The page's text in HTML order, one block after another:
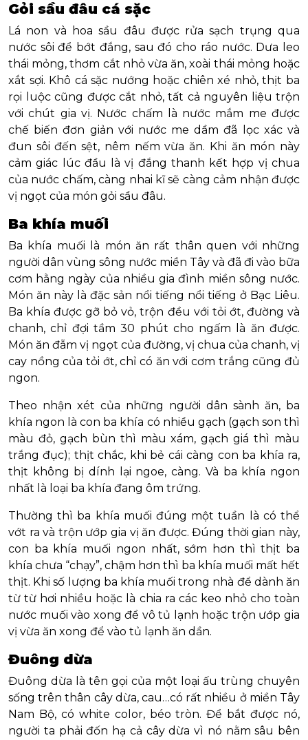
Gỏi sầu đâu cá sặc
Lá non và hoa sầu đâu được rửa sạch trụng qua
nước sôi để bớt đắng, sau đó cho ráo nước. Dưa leo
thái mỏng, thơm cắt nhỏ vừa ăn, xoài thái mỏng hoặc
xắt sợi. Khô cá sặc nướng hoặc chiên xé nhỏ, thịt ba
rọi luộc cũng được cắt nhỏ, tất cả nguyên liệu trộn
với chút gia vị. Nước chấm là nước mắm me được
chế biến đơn giản với nước me dầm đã lọc xác và
đun sôi đến sệt, nêm nếm vừa ăn. Khi ăn món này
cảm giác lúc đầu là vị đắng thanh kết hợp vị chua
của nước chấm, càng nhai kĩ sẽ càng cảm nhận được
vị ngọt của món gỏi sầu đâu.
Ba khía muối
Ba khía muối là món ăn rất thân quen với những
người dân vùng sông nước miền Tây và đã đi vào bữa
cơm hằng ngày của nhiều gia đình miền sông nước.
Món ăn này là đặc sản nổi tiếng nổi tiếng ở Bạc Liêu.
Ba khía được gỡ bỏ vỏ, trộn đều với tỏi ớt, đường và
chanh, chỉ đợi tầm 30 phút cho ngấm là ăn được.
Món ăn đẫm vị ngọt của đường, vị chua của chanh, vị
cay nồng của tỏi ớt, chỉ có ăn với cơm trắng cũng đủ
ngon.
Theo nhận xét của những người dân sành ăn, ba
khía ngon là con ba khía có nhiều gạch (gạch son thì
màu đỏ, gạch bùn thì màu xám, gạch giá thì màu
trắng đục); thịt chắc, khi bẻ cái càng con ba khía ra,
thịt không bị dính lại ngoe, càng. Và ba khía ngon
nhất là loại ba khía đang ôm trứng.
Thường thì ba khía muối đúng một tuần là có thể
vớt ra và trộn ướp gia vị ăn được. Đúng thời gian này,
con ba khía muối ngon nhất, sớm hơn thì thịt ba
khía chưa “chạy”, chậm hơn thì ba khía muối mất hết
thịt. Khi số lượng ba khía muối trong nhà để dành ăn
từ từ hơi nhiều hoặc là chia ra các keo nhỏ cho toàn
nước muối vào xong để vô tủ lạnh hoặc trộn ướp gia
vị vừa ăn xong để vào tủ lạnh ăn dần.
Đuông dừa
Đuông dừa là tên gọi của một loại ấu trùng chuyên
sống trên thân cây dừa, cau…có rất nhiều ở miền Tây
Nam Bộ, có white color, béo tròn. Để bắt được nó,
người ta phải đốn hạ cả cây dừa vì nó nằm sâu bên